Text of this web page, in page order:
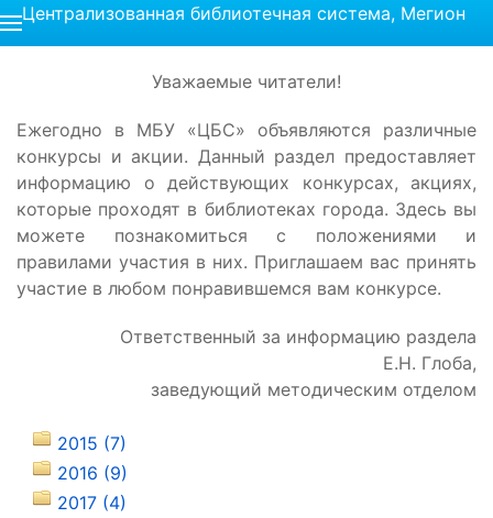
Централизованная библиотечная система, Мегион
Уважаемые читатели!
Ежегодно в МБУ «ЦБС» объявляются различные
конкурсы и акции. Данный раздел предоставляет
информацию о действующих конкурсах, акциях,
которые проходят в библиотеках города. Здесь вы
можете познакомиться с положениями и
правилами участия в них. Приглашаем вас принять
участие в любом понравившемся вам конкурсе.
Ответственный за информацию раздела
Е.Н. Глоба,
заведующий методическим отделом
2015 (7)
2016 (9)
2017 (4)